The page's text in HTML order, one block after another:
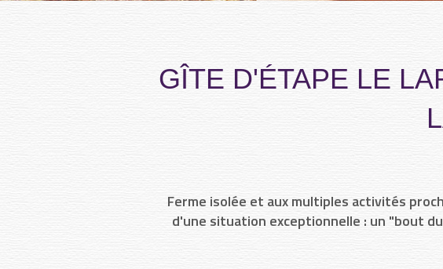
GÎTE D'ÉTAPE LE
Ferme isolée et aux multiples activités
d'une situation exceptionnelle : un "bout